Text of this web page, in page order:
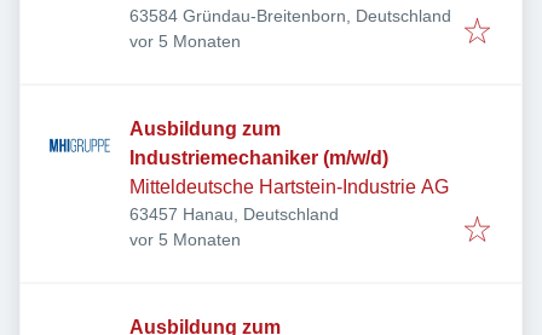
63584 Gründau-Breitenborn, Deutschland
Veröffentlicht:
vor 5 Monaten
Ausbildung zum
Industriemechaniker (m/w/d)
Mitteldeutsche Hartstein-Industrie AG
63457 Hanau, Deutschland
Veröffentlicht:
vor 5 Monaten
Ausbildung zum